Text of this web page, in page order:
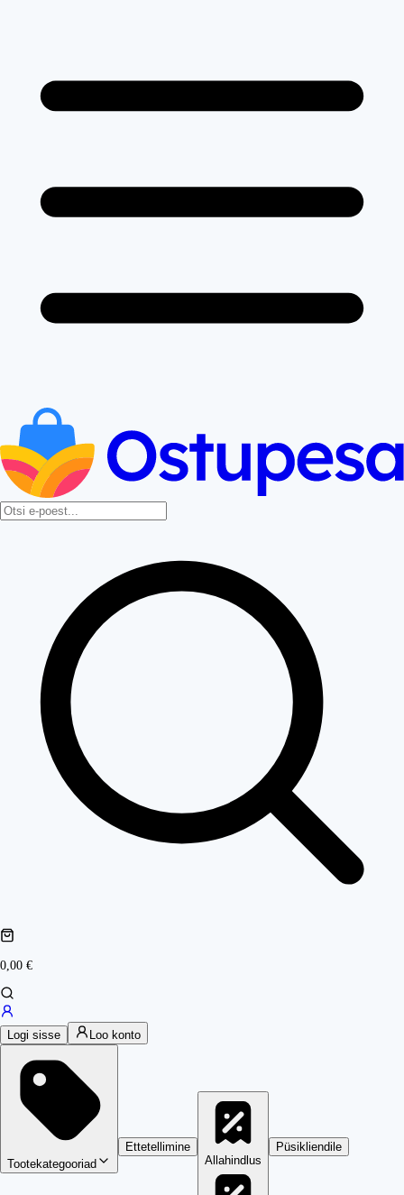
0,00 €
Logi sisse Loo konto
Tootekategooriad
Ettetellimine
Allahindlus
Püsikliendile